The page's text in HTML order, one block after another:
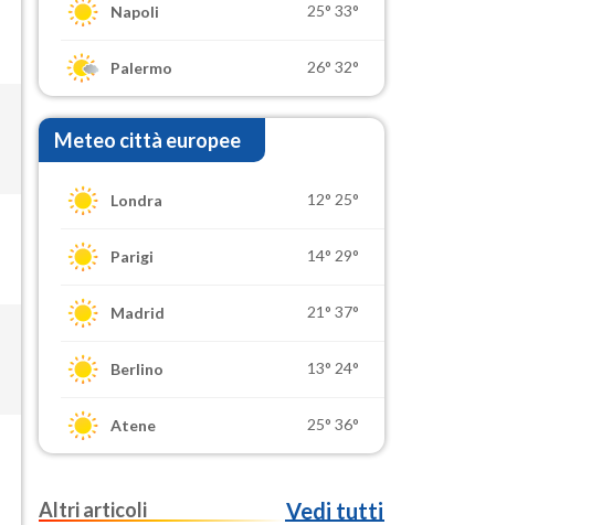
Napoli 25° 33°
Palermo 26° 32°
Meteo città europee
Londra 12° 25°
Parigi 14° 29°
Madrid 21° 37°
Berlino 13° 24°
Atene 25° 36°
Altri articoli Vedi tutti